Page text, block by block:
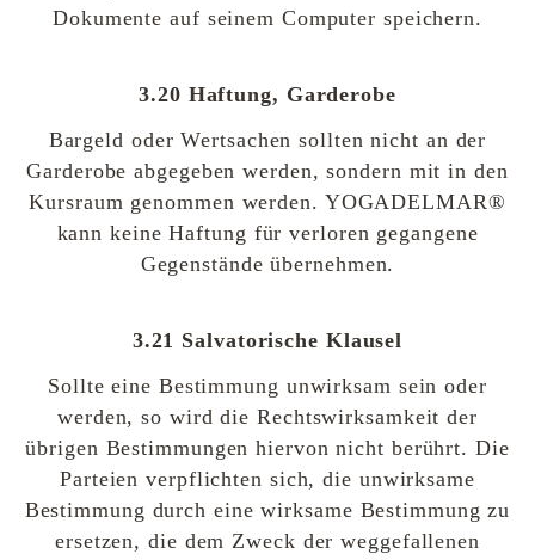
Dokumente auf seinem Computer speichern.
3.20 Haftung, Garderobe
Bargeld oder Wertsachen sollten nicht an der
Garderobe abgegeben werden, sondern mit in den
Kursraum genommen werden. YOGADELMAR®
kann keine Haftung für verloren gegangene
Gegenstände übernehmen.
3.21 Salvatorische Klausel
Sollte eine Bestimmung unwirksam sein oder
werden, so wird die Rechtswirksamkeit der
übrigen Bestimmungen hiervon nicht berührt. Die
Parteien verpflichten sich, die unwirksame
Bestimmung durch eine wirksame Bestimmung zu
ersetzen, die dem Zweck der weggefallenen